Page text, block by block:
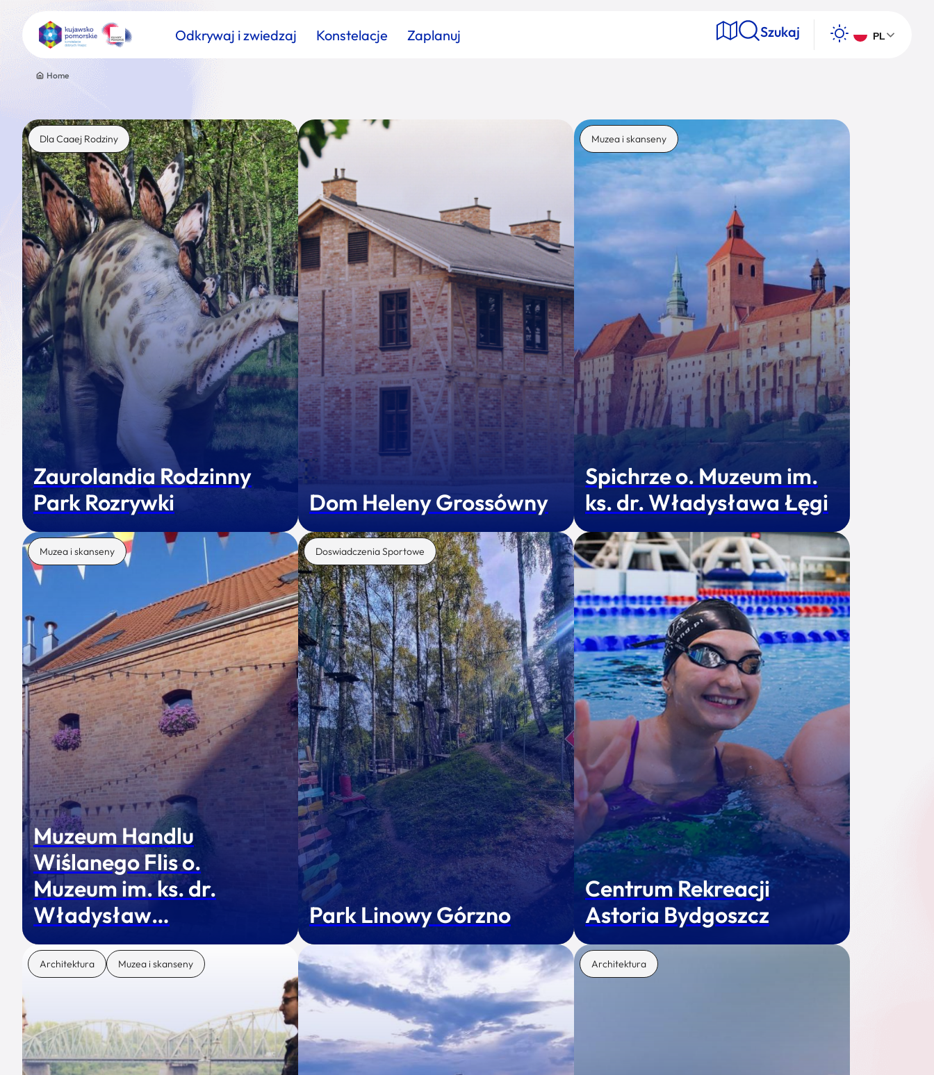
Odkrywaj i zwiedzaj Konstelacje Zaplanuj Szukaj PL
Znajdź atrakcję
Nazwa atrakcji Miasto
Home
Dla Caaej Rodziny
Zaurolandia Rodzinny
Park Rozrywki
Dom Heleny Grossówny
Muzea i skanseny
Spichrze o. Muzeum im.
ks. dr. Władysława Łęgi
Muzea i skanseny
Muzeum Handlu
Wiślanego Flis o.
Muzeum im. ks. dr.
Władysław…
Doswiadczenia Sportowe
Park Linowy Górzno
Centrum Rekreacji
Astoria Bydgoszcz
Architektura Muzea i skanseny Architektura